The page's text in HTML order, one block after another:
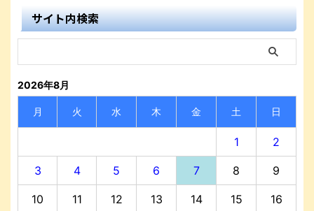
サイト内検索
2026年8月
月 火 水 木 金 土 日
1 2
3 4 5 6 7 8 9
10 11 12 13 14 15 16